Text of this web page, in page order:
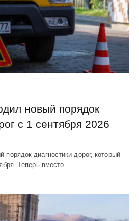
новый порядок
с 1 сентября 2026
порядок диагностики дорог, который
Теперь вместо…